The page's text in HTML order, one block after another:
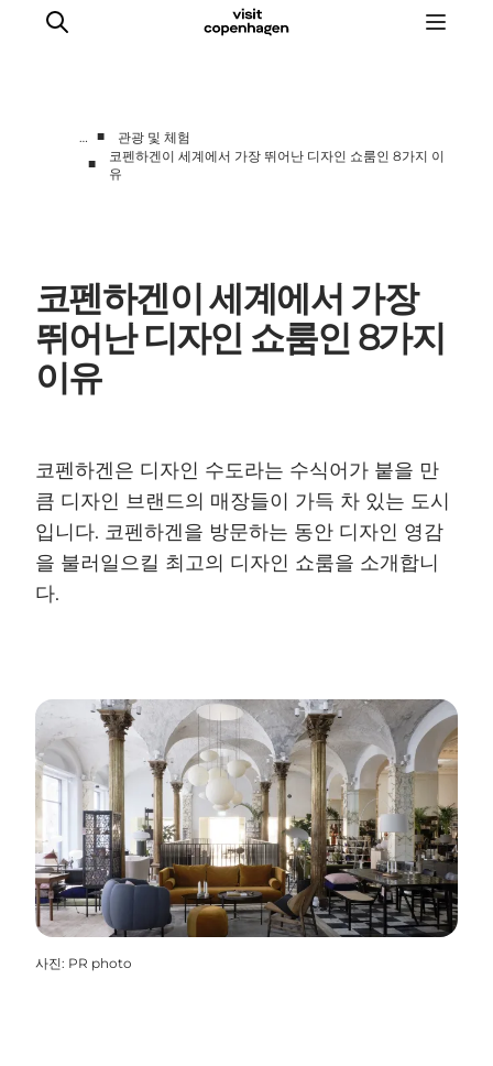
관광 및 체험
… ■
관광 및 체험
■
코펜하겐이 세계에서 가장 뛰어난 디자인 쇼룸인 8가지 이
유
코펜하겐이 세계에서 가장
뛰어난 디자인 쇼룸인 8가지
이유
코펜하겐은 디자인 수도라는 수식어가 붙을 만
큼 디자인 브랜드의 매장들이 가득 차 있는 도시
입니다. 코펜하겐을 방문하는 동안 디자인 영감
을 불러일으킬 최고의 디자인 쇼룸을 소개합니
다.
사진: PR photo